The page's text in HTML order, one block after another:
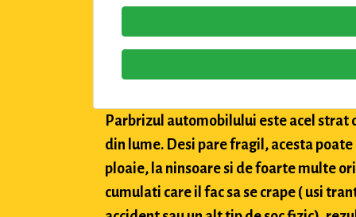
Parbrizul automobilului este acel strat
din lume. Desi pare fragil, acesta
ploaie, la ninsoare si de foarte multe
cumulati care il fac sa se crape ( usi